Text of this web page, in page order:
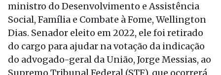
ministro do Desenvolvimento e Assistência
Social, Família e Combate à Fome, Wellington
Dias. Senador eleito em 2022, ele foi retirado
do cargo para ajudar na votação da indicação
do advogado-geral da União, Jorge Messias, ao